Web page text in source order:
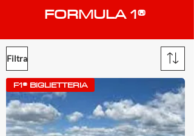
FORMULA 1®
Filtra
F1® BIGLIETTERIA